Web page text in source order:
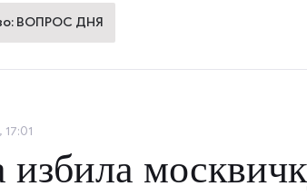
ВОПРОС ДНЯ